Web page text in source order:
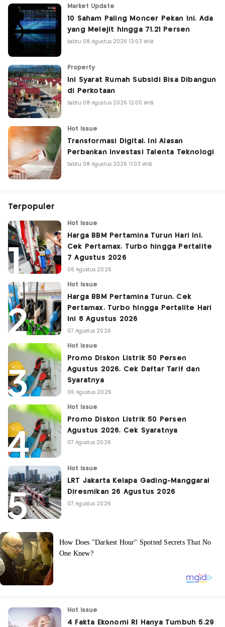
Market Update
10 Saham Paling Moncer Pekan Ini, Ada
yang Melejit hingga 71,21 Persen
Sabtu 08 Agustus 2026 13:03 WIB
Property
Ini Syarat Rumah Subsidi Bisa Dibangun
di Perkotaan
Sabtu 08 Agustus 2026 12:05 WIB
Hot Issue
Transformasi Digital, Ini Alasan
Perbankan Investasi Talenta Teknologi
Sabtu 08 Agustus 2026 11:03 WIB
Terpopuler
Hot Issue
Harga BBM Pertamina Turun Hari Ini,
Cek Pertamax, Turbo hingga Pertalite
7 Agustus 2026
06 Agustus 2026
Hot Issue
Harga BBM Pertamina Turun, Cek
Pertamax, Turbo hingga Pertalite Hari
Ini 8 Agustus 2026
07 Agustus 2026
Hot Issue
Promo Diskon Listrik 50 Persen
Agustus 2026, Cek Daftar Tarif dan
Syaratnya
06 Agustus 2026
Hot Issue
Promo Diskon Listrik 50 Persen
Agustus 2026, Cek Syaratnya
07 Agustus 2026
Hot Issue
LRT Jakarta Kelapa Gading-Manggarai
Diresmikan 26 Agustus 2026
07 Agustus 2026
Hot Issue
4 Fakta Ekonomi RI Hanya Tumbuh 5,29